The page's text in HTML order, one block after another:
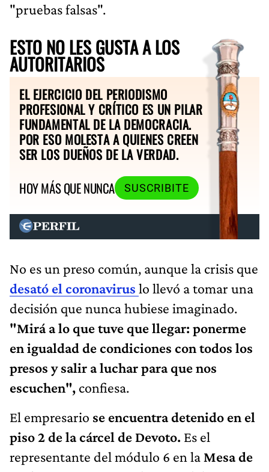
"pruebas falsas".
ESTO NO LES GUSTA A LOS
AUTORITARIOS
EL EJERCICIO DEL PERIODISMO
PROFESIONAL Y CRÍTICO ES UN PILAR
FUNDAMENTAL DE LA DEMOCRACIA.
POR ESO MOLESTA A QUIENES CREEN
SER LOS DUEÑOS DE LA VERDAD.
HOY MÁS QUE NUNCA
SUSCRIBITE
No es un preso común, aunque la crisis que
desató el coronavirus lo llevó a tomar una
decisión que nunca hubiese imaginado.
"Mirá a lo que tuve que llegar: ponerme
en igualdad de condiciones con todos los
presos y salir a luchar para que nos
escuchen", confiesa.
El empresario se encuentra detenido en el
piso 2 de la cárcel de Devoto. Es el
representante del módulo 6 en la Mesa de